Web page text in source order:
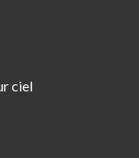
ciel